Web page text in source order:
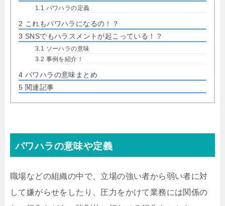
1.1 パワハラの定義
2 これもパワハラになるの！？
3 SNSでもハラスメントが起こっている！？
3.1 ソーハラの意味
3.2 事例を紹介！
4 パワハラの意味まとめ
5 関連記事
パワハラの意味や定義
職場などの組織の中で、立場の強い者から弱い者に対
して嫌がらせをしたり、圧力をかけて業務には関係の